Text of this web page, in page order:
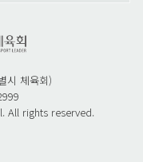
시 체육회)
All rights reserved.